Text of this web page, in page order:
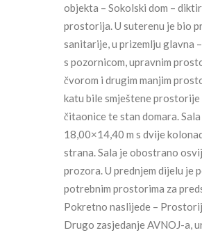
objekta – Sokolski dom –
prostorija. U suterenu je bio
sanitarije, u prizemlju glavna
s pozornicom, upravnim
čvorom i drugim manjim
katu bile smještene
čitaonice te stan domara.
18,00×14,40 m s dvije
strana. Sala je obostrano
prozora. U prednjem dijelu je
potrebnim prostorima za
Pokretno naslijede –
Drugo zasjedanje AVNOJ-a,